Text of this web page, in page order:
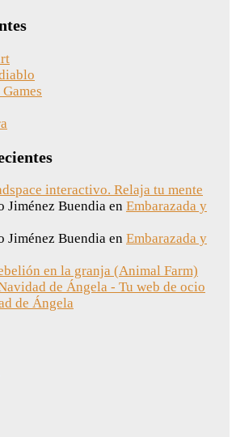
interactivo. Relaja tu mente
Jiménez Buendia en Embarazada y
Jiménez Buendia en Embarazada y
en la granja (Animal Farm)
de Ángela - Tu web de ocio
de Ángela